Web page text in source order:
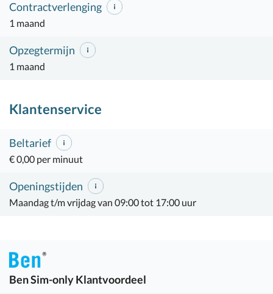
Contractverlenging
1 maand
Opzegtermijn
1 maand
Klantenservice
Beltarief
€ 0,00 per minuut
Openingstijden
Maandag t/m vrijdag van 09:00 tot 17:00 uur
BenSim-only Klantvoordeel